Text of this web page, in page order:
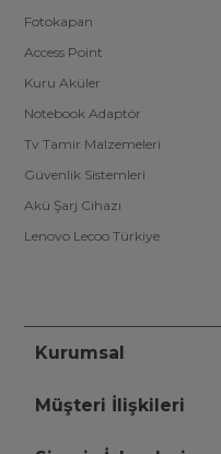
Fotokapan
Access Point
Kuru Aküler
Notebook Adaptör
Tv Tamir Malzemeleri
Güvenlik Sistemleri
Akü Şarj Cihazı
Lenovo Lecoo Türkiye
Kurumsal
Müşteri İlişkileri